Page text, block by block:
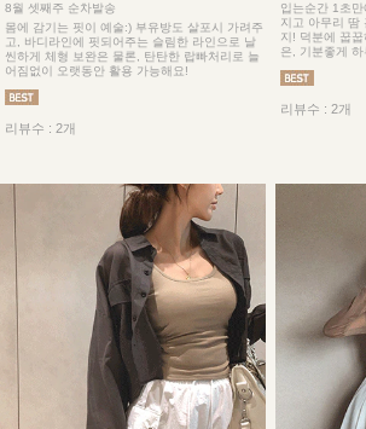
8월 셋째주 순차발송
몸에 감기는 핏이 예술:) 부유방도 살포시 가려주
고, 바디라인에 핏되어주는 슬림한 라인으로 날
씬하게 체형 보완은 물론, 탄탄한 랍빠처리로 늘
어짐없이 오랫동안 활용 가능해요!
리뷰수 : 2개
입는순간 1초
지고 아무리 땀
지! 덕분에 꿉
은, 기분좋게
리뷰수 : 2개